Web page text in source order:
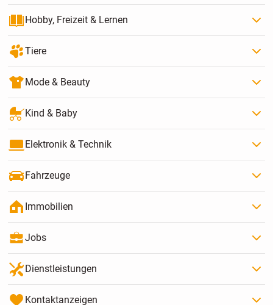
Hobby, Freizeit & Lernen
Tiere
Mode & Beauty
Kind & Baby
Elektronik & Technik
Fahrzeuge
Immobilien
Jobs
Dienstleistungen
Kontaktanzeigen